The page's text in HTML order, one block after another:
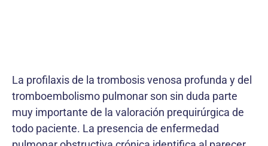
La profilaxis de la trombosis venosa profunda y del
tromboembolismo pulmonar son sin duda parte
muy importante de la valoración prequirúrgica de
todo paciente. La presencia de enfermedad